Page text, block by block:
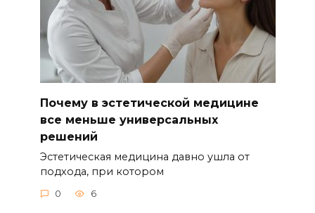
Почему в эстетической медицине
все меньше универсальных
решений
Эстетическая медицина давно ушла от
подхода, при котором
0 6